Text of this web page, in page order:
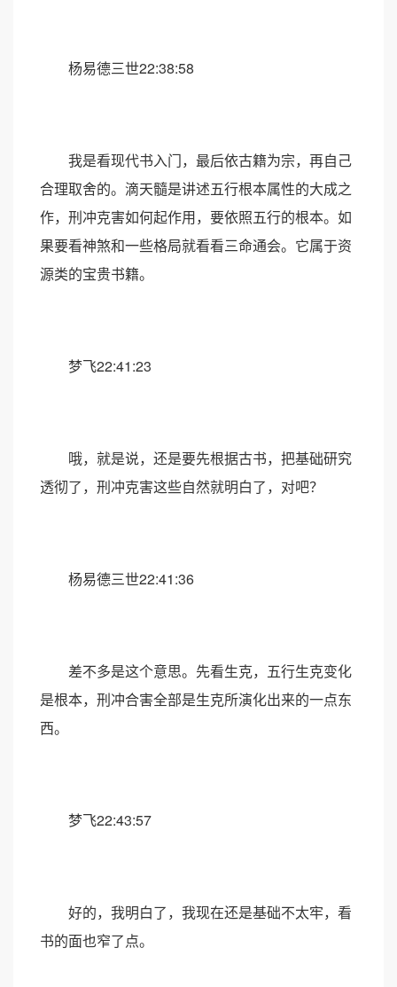
杨易德三世22:38:58
我是看现代书入门，最后依古籍为宗，再自己
合理取舍的。滴天髓是讲述五行根本属性的大成之
作，刑冲克害如何起作用，要依照五行的根本。如
果要看神煞和一些格局就看看三命通会。它属于资
源类的宝贵书籍。
梦飞22:41:23
哦，就是说，还是要先根据古书，把基础研究
透彻了，刑冲克害这些自然就明白了，对吧？
杨易德三世22:41:36
差不多是这个意思。先看生克，五行生克变化
是根本，刑冲合害全部是生克所演化出来的一点东
西。
梦飞22:43:57
好的，我明白了，我现在还是基础不太牢，看
书的面也窄了点。